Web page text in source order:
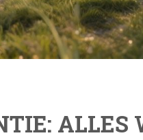
ALLES